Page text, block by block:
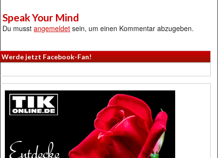
Speak Your Mind
Du musstangemeldet sein, um einen Kommentar abzugeben.
Werde jetzt Facebook-Fan!